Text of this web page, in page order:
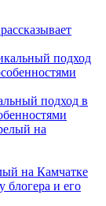
подход в
на Камчатке